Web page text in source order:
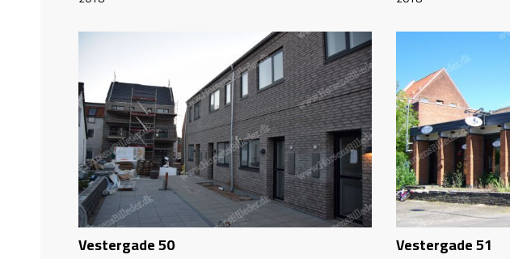
Vestergade 50 Vestergade 51